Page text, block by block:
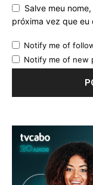
Salve meu
próxima vez que eu
Notify me of
Notify me of new